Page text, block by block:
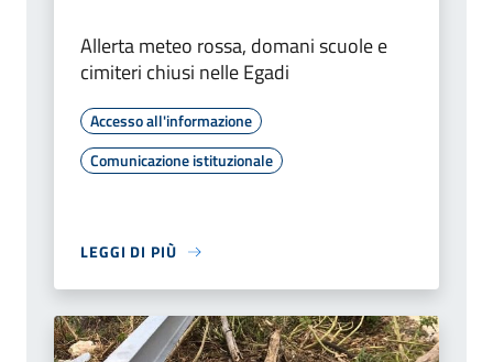
Allerta meteo rossa, domani scuole e
cimiteri chiusi nelle Egadi
Accesso all'informazione
Comunicazione istituzionale
LEGGI DI PIÙ